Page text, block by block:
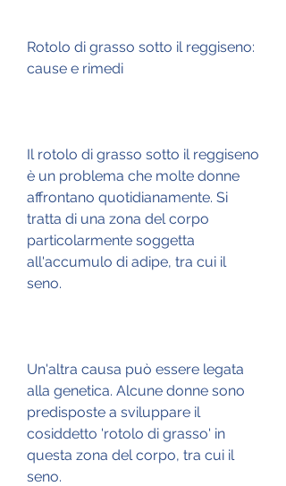
Rotolo di grasso sotto il reggiseno:
cause e rimedi
Il rotolo di grasso sotto il reggiseno
è un problema che molte donne
affrontano quotidianamente. Si
tratta di una zona del corpo
particolarmente soggetta
all'accumulo di adipe, tra cui il
seno.
Un'altra causa può essere legata
alla genetica. Alcune donne sono
predisposte a sviluppare il
cosiddetto 'rotolo di grasso' in
questa zona del corpo, tra cui il
seno.